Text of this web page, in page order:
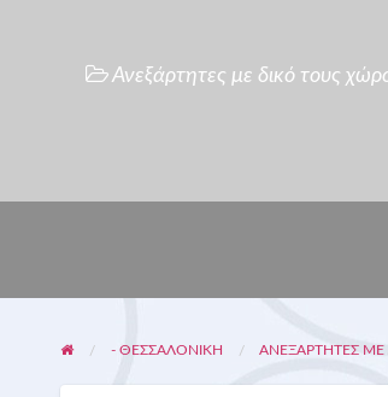
Ανεξάρτητες με δικό τους
- ΘΕΣΣΑΛΟΝΙΚΗ ΑΝΕΞΆΡΤΗΤΕΣ ΜΕ